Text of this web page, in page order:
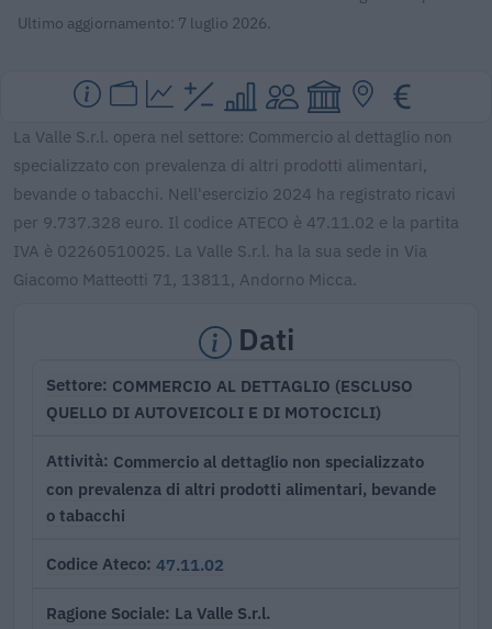
Ultimo aggiornamento: 7 luglio 2026.
La Valle S.r.l. opera nel settore: Commercio al dettaglio non
specializzato con prevalenza di altri prodotti alimentari,
bevande o tabacchi. Nell'esercizio 2024 ha registrato ricavi
per 9.737.328 euro. Il codice ATECO è 47.11.02 e la partita
IVA è 02260510025. La Valle S.r.l. ha la sua sede in Via
Giacomo Matteotti 71, 13811, Andorno Micca.
Dati
Settore COMMERCIO AL DETTAGLIO (ESCLUSO
QUELLO DI AUTOVEICOLI E DI MOTOCICLI)
Attività Commercio al dettaglio non specializzato
con prevalenza di altri prodotti alimentari, bevande
o tabacchi
Codice Ateco 47.11.02
Ragione Sociale La Valle S.r.l.